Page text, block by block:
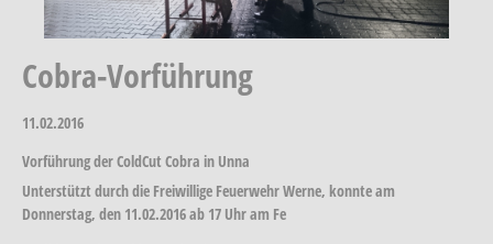
Cobra-Vorführung
11.02.2016
Vorführung der ColdCut Cobra in Unna
Unterstützt durch die Freiwillige Feuerwehr Werne, konnte am
Donnerstag, den 11.02.2016 ab 17 Uhr am Fe